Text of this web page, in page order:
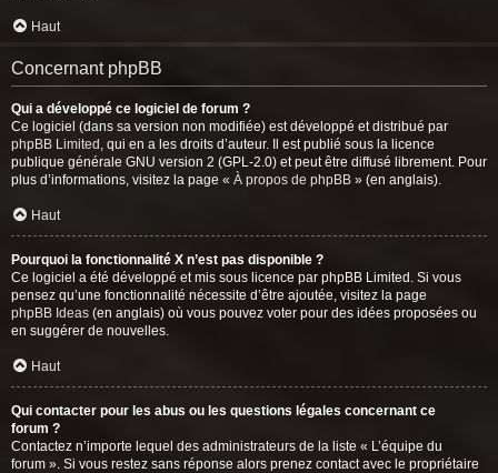
Haut
Concernant phpBB
Qui a développé ce logiciel de forum ?
Ce logiciel (dans sa version non modifiée) est développé et distribué par
phpBB Limited , qui en a les droits d’auteur. Il est publié sous la licence
publique générale GNU version 2 (GPL-2.0) et peut être diffusé librement. Pour
plus d’informations, visitez la page « À propos de phpBB » (en anglais).
Haut
Pourquoi la fonctionnalité X n’est pas disponible ?
Ce logiciel a été développé et mis sous licence par phpBB Limited. Si vous
pensez qu’une fonctionnalité nécessite d’être ajoutée, visitez la page
phpBB Ideas (en anglais) où vous pouvez voter pour des idées proposées ou
en suggérer de nouvelles.
Haut
Qui contacter pour les abus ou les questions légales concernant ce
forum ?
Contactez n’importe lequel des administrateurs de la liste « L’équipe du
forum ». Si vous restez sans réponse alors prenez contact avec le propriétaire